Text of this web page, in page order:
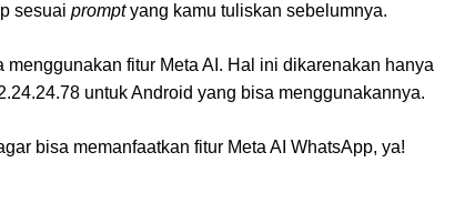
sesuai promptyang kamu tuliskan sebelumnya.
fitur Meta AI. Hal ini dikarenakan hanya
untuk Android yang bisa menggunakannya.
bisa memanfaatkan fitur Meta AI WhatsApp, ya!